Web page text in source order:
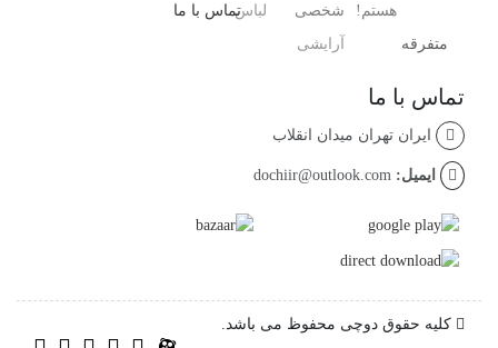
هستم!
متفرقه
شخصی
آرایشی ،
لباستماس با ما
تماس با ما
ایران تهران میدان انقلاب
ایمیل: dochiir@outlook.com
کلیه حقوق دوچی محفوظ می باشد.